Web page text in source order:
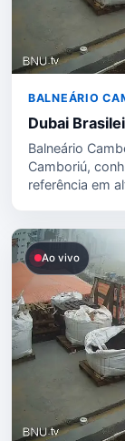
BALNEÁRIO
Dubai
Balneário
Camboriú,
referência em
Ao vivo